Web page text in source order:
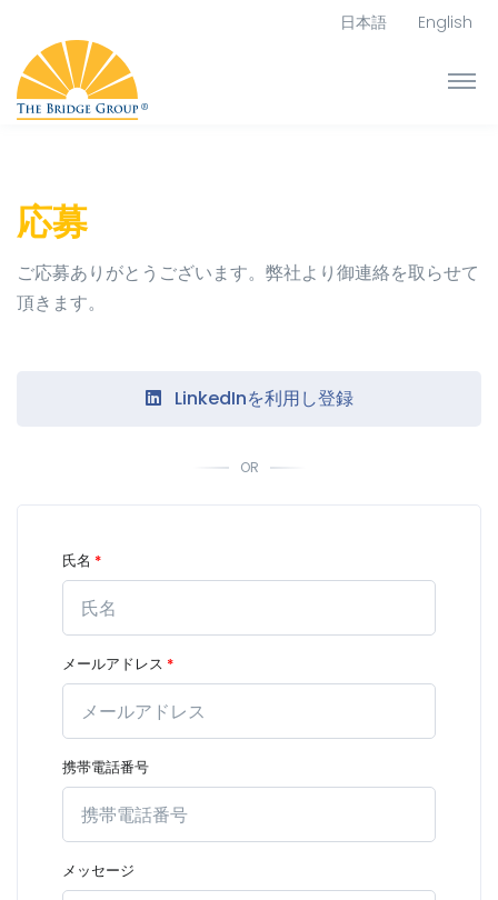
日本語 English
応募
ご応募ありがとうございます。弊社より御連絡を取らせて
頂きます。
LinkedInを利用し登録
OR
氏名 *
メールアドレス *
携帯電話番号
メッセージ